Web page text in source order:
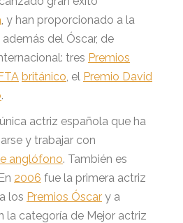
, y han proporcionado a la
del Óscar, de
tres Premios
británico , el Premio David
.
actriz española que ha
y trabajar con
anglófono. También es
2006 fue la primera actriz
los Premios Óscar y a
la categoría de Mejor actriz